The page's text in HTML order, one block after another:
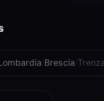
Brescia